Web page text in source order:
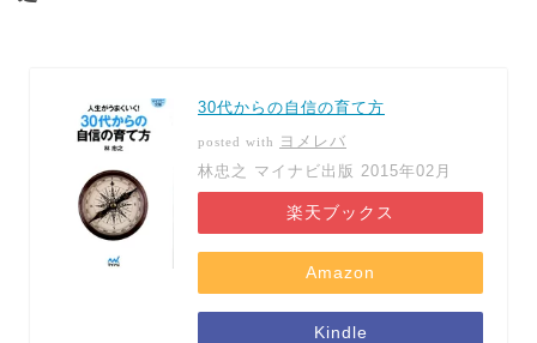
30代からの自信の育て方
posted with
ヨメレバ
林忠之 マイナビ出版 2015年02月
楽天ブックス
Amazon
Kindle